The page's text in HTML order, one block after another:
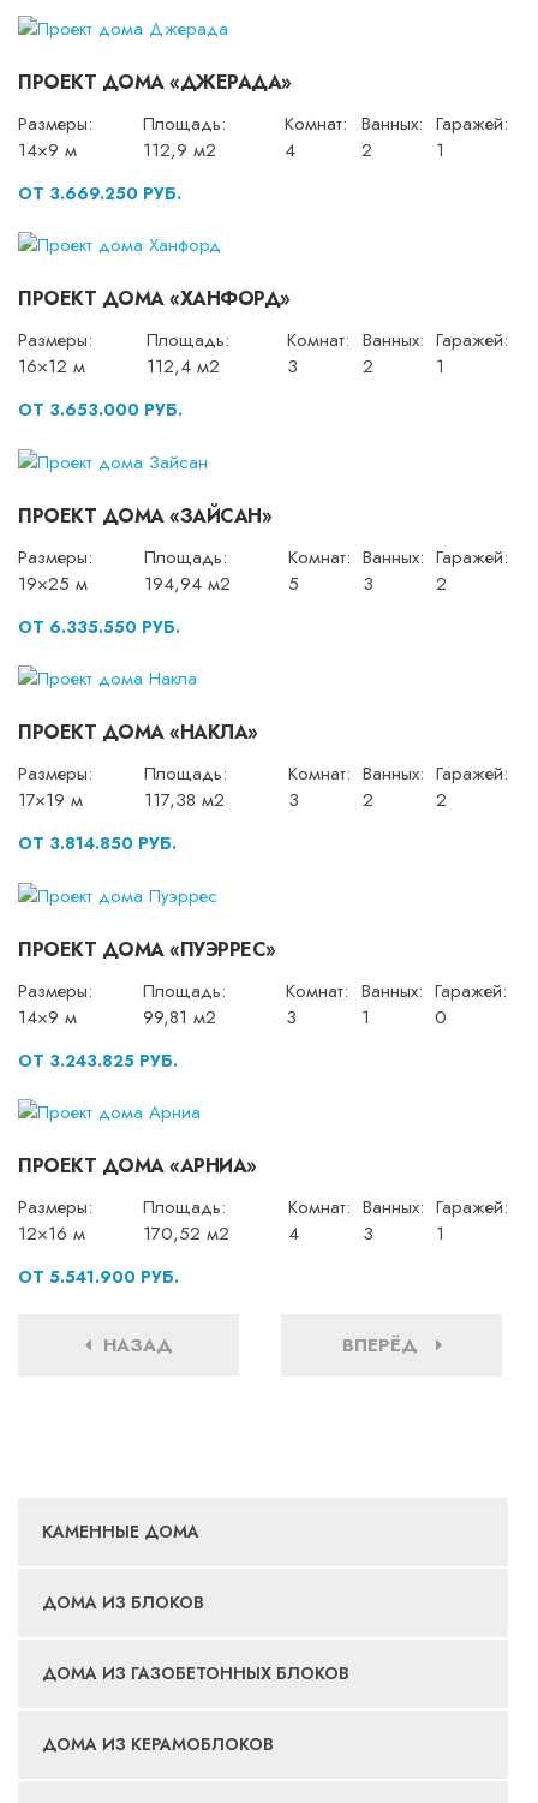
ПРОЕКТ ДОМА «ДЖЕРАДА»
Размеры:
14×9 м
Площадь:
112,9 м2
Комнат:
4
Ванных:
2
Гаражей:
1
ОТ 3.669.250 РУБ.
ПРОЕКТ ДОМА «ХАНФОРД»
Размеры:
16×12 м
Площадь:
112,4 м2
Комнат:
3
Ванных:
2
Гаражей:
1
ОТ 3.653.000 РУБ.
ПРОЕКТ ДОМА «ЗАЙСАН»
Размеры:
19×25 м
Площадь:
194,94 м2
Комнат:
5
Ванных:
3
Гаражей:
2
ОТ 6.335.550 РУБ.
ПРОЕКТ ДОМА «НАКЛА»
Размеры:
17×19 м
Площадь:
117,38 м2
Комнат:
3
Ванных:
2
Гаражей:
2
ОТ 3.814.850 РУБ.
ПРОЕКТ ДОМА «ПУЭРРЕС»
Размеры:
14×9 м
Площадь:
99,81 м2
Комнат:
3
Ванных:
1
Гаражей:
0
ОТ 3.243.825 РУБ.
ПРОЕКТ ДОМА «АРНИА»
Размеры:
12×16 м
Площадь:
170,52 м2
Комнат:
4
Ванных:
3
Гаражей:
1
ОТ 5.541.900 РУБ.
НАЗАД ВПЕРЁД
КАМЕННЫЕ ДОМА
ДОМА ИЗ БЛОКОВ
ДОМА ИЗ ГАЗОБЕТОННЫХ БЛОКОВ
ДОМА ИЗ КЕРАМОБЛОКОВ